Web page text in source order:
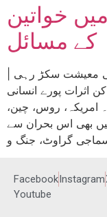
خواتین
کے مسائل
اثرات پورے انسانی
امریکہ، روس، چین،
بھی اس بحران سے
Facebook Instagram
Youtube